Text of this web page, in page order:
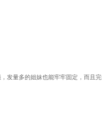
量多的姐妹也能牢牢固定，而且